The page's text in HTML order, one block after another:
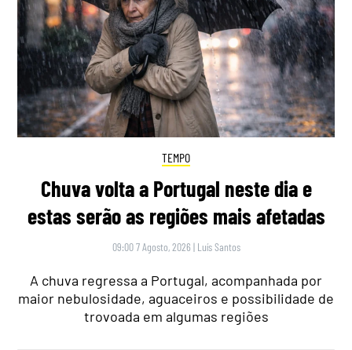
TEMPO
Chuva volta a Portugal neste dia e
estas serão as regiões mais afetadas
09:00 7 Agosto, 2026 | Luís Santos
A chuva regressa a Portugal, acompanhada por
maior nebulosidade, aguaceiros e possibilidade de
trovoada em algumas regiões